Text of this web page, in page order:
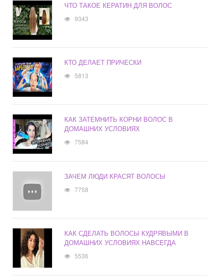
ЧТО ТАКОЕ КЕРАТИН ДЛЯ ВОЛОС
9343
КТО ДЕЛАЕТ ПРИЧЕСКИ
5813
КАК ЗАТЕМНИТЬ КОРНИ ВОЛОС В
ДОМАШНИХ УСЛОВИЯХ
7584
ЗАЧЕМ ЛЮДИ КРАСЯТ ВОЛОСЫ
7758
КАК СДЕЛАТЬ ВОЛОСЫ КУДРЯВЫМИ В
ДОМАШНИХ УСЛОВИЯХ НАВСЕГДА
5536